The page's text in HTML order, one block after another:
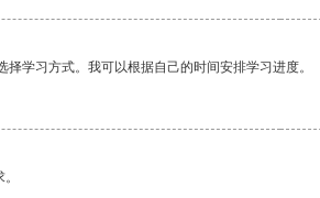
学习方式。我可以根据自己的时间安排学习进度。